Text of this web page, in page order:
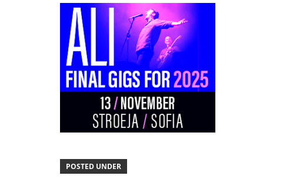
POSTED UNDER